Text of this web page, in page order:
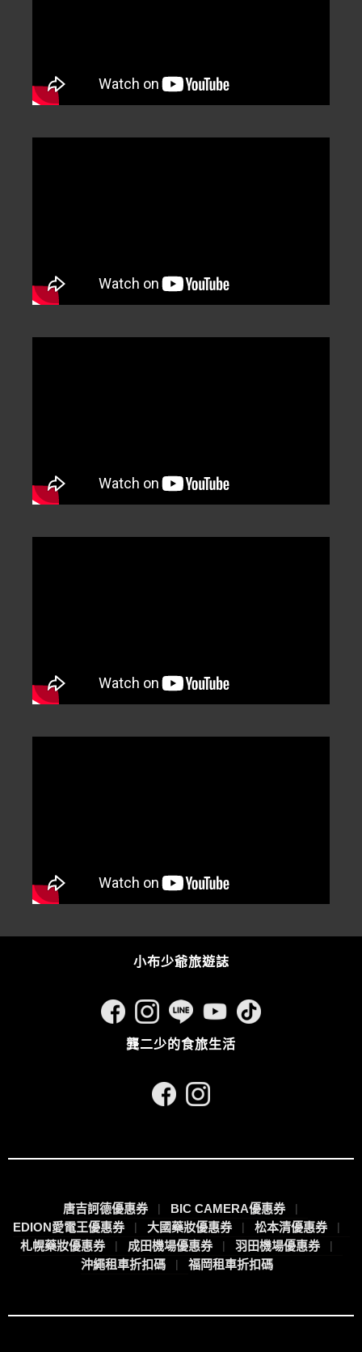
小布少爺旅遊誌
龔二少的食旅生活
唐吉訶德優惠券
BIC CAMERA優惠券
EDION愛電王優惠券
大國藥妝優惠券
松本清優惠券
札幌藥妝優惠券
成田機場優惠券
羽田機場優惠券
沖繩租車折扣碼
福岡租車折扣碼